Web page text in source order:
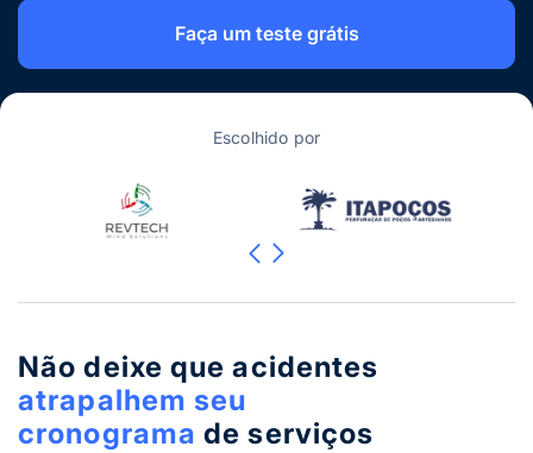
Faça um teste grátis
Escolhido por
Não deixe que acidentes
atrapalhem seu
cronograma de serviços